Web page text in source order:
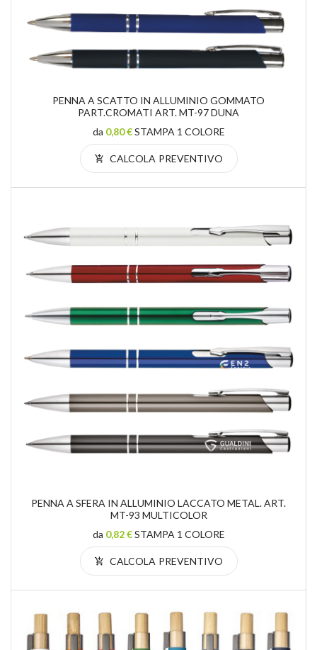
PENNA A SCATTO IN ALLUMINIO GOMMATO
PART.CROMATI ART. MT-97 DUNA
da 0,80 €STAMPA 1 COLORE
CALCOLA PREVENTIVO
PENNA A SFERA IN ALLUMINIO LACCATO METAL. ART.
MT-93 MULTICOLOR
da 0,82 €STAMPA 1 COLORE
CALCOLA PREVENTIVO